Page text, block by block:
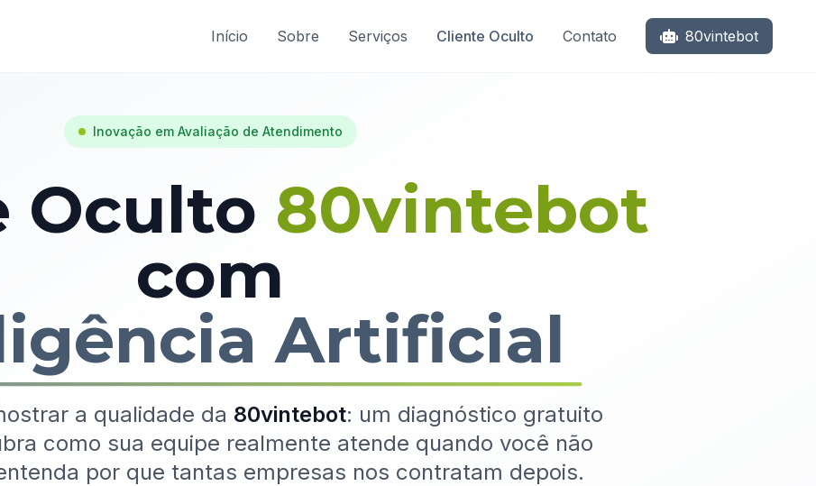
Início Sobre Serviços Cliente Oculto Contato 80vintebot
Inovação em Avaliação de Atendimento
Oculto 80vintebot
com
Artificial
a qualidade da 80vintebot: um diagnóstico gratuito
como sua equipe realmente atende quando você não
por que tantas empresas nos contratam depois.